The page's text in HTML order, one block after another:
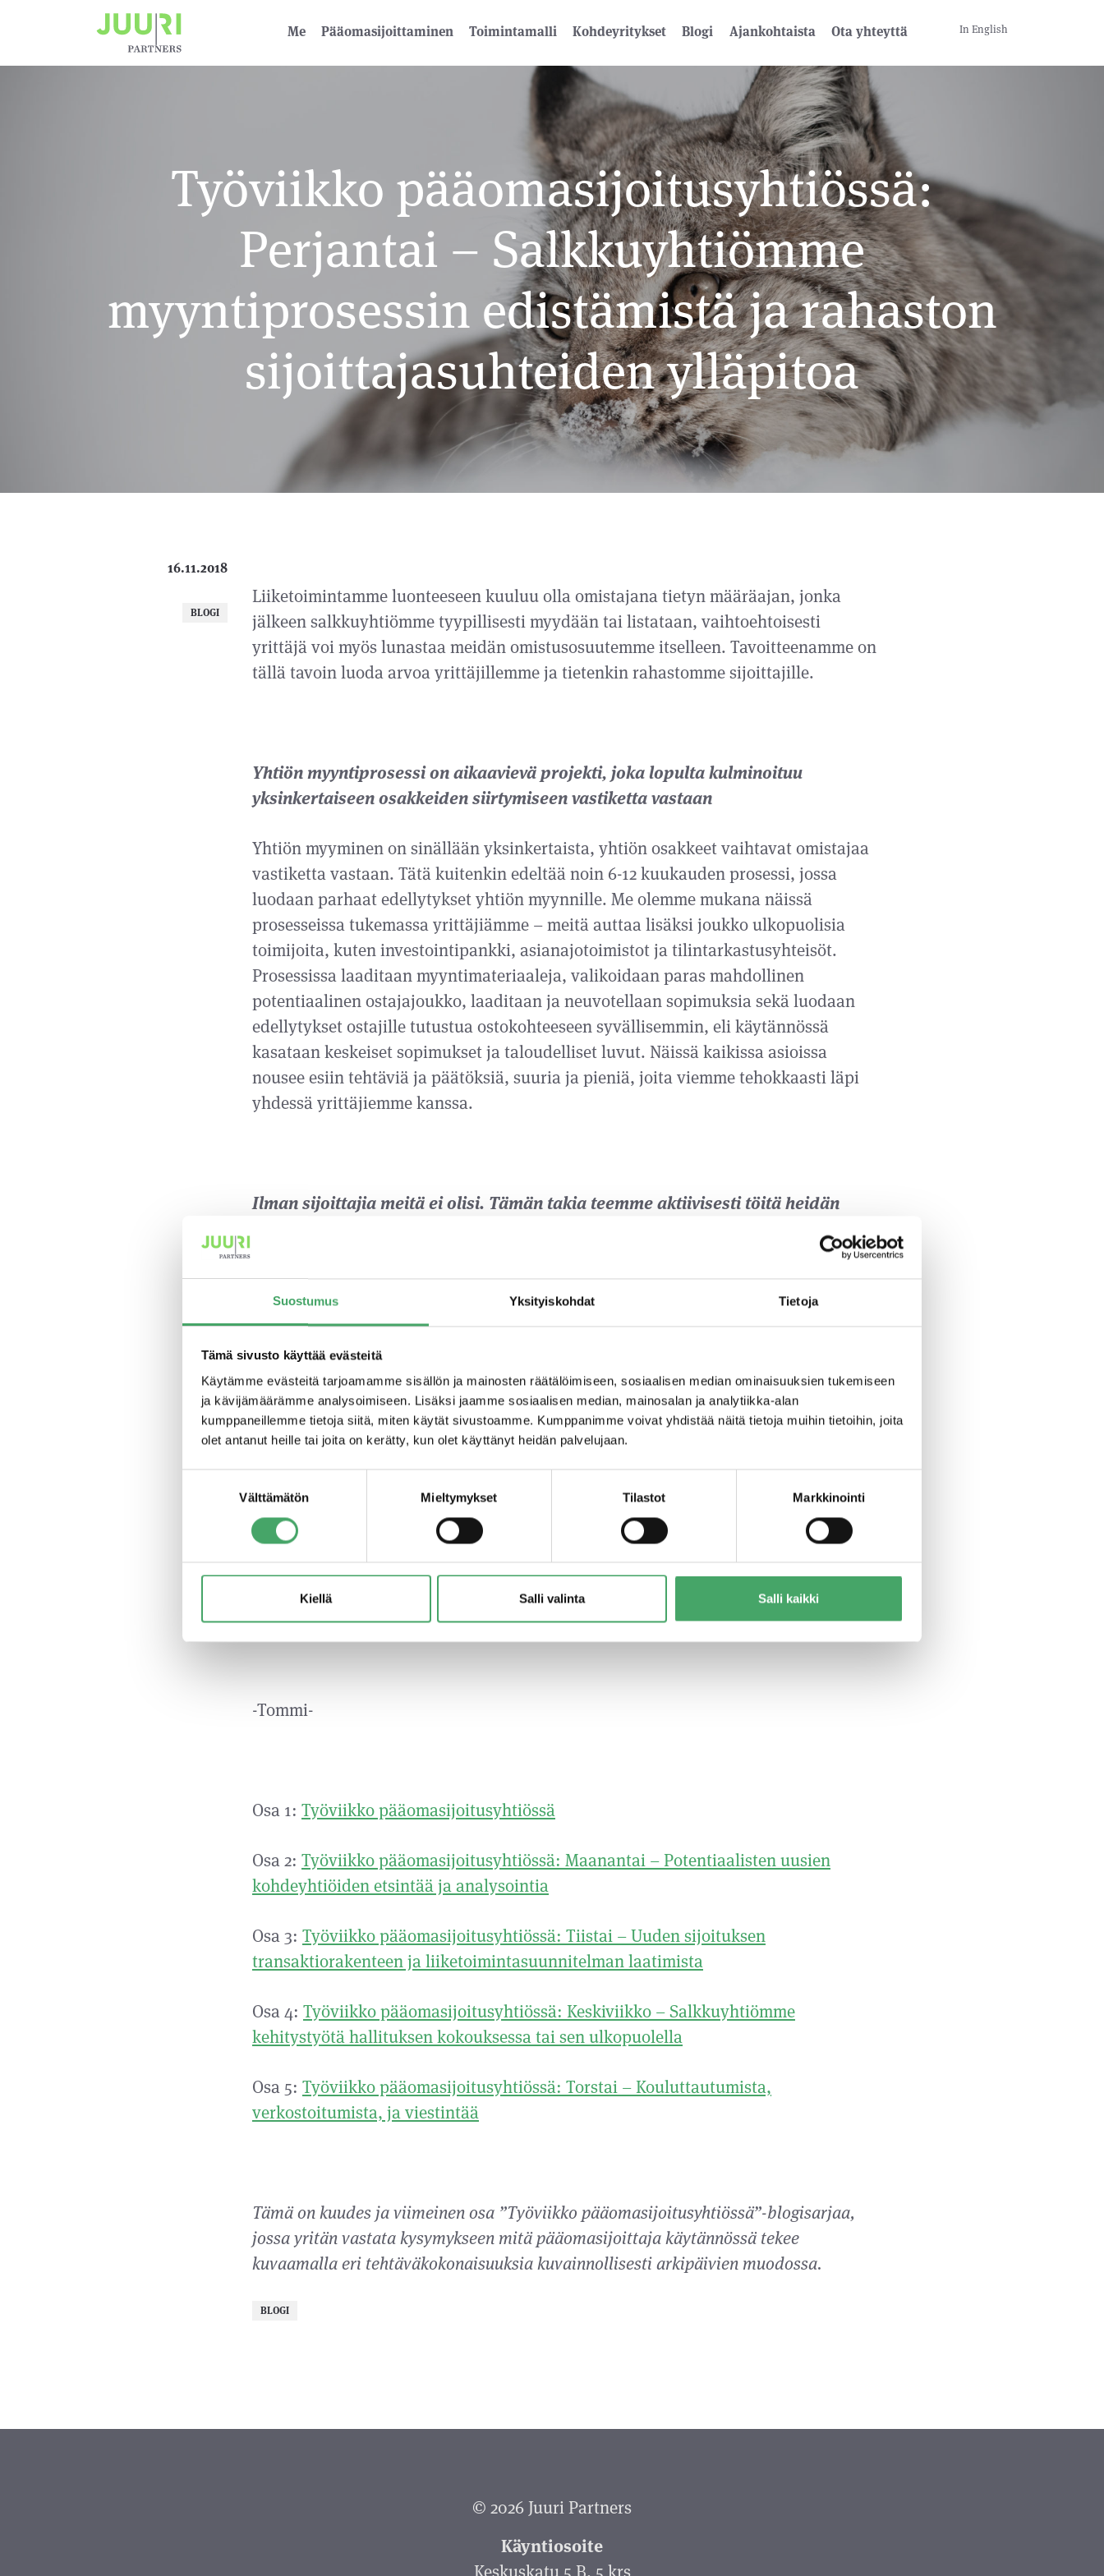
Suostumus Yksityiskohdat Tietoja
Tämä sivusto käyttää evästeitä
Käytämme evästeitä tarjoamamme sisällön ja mainosten räätälöimiseen, sosiaalisen median ominaisuuksien tukemiseen
ja kävijämäärämme analysoimiseen. Lisäksi jaamme sosiaalisen median, mainosalan ja analytiikka-alan
kumppaneillemme tietoja siitä, miten käytät sivustoamme. Kumppanimme voivat yhdistää näitä tietoja muihin tietoihin, joita
olet antanut heille tai joita on kerätty, kun olet käyttänyt heidän palvelujaan.
Välttämätön Mieltymykset Tilastot Markkinointi
Kiellä Salli valinta Salli kaikki
Me Pääoma­sijoittaminen Toimintamalli Kohdeyritykset Blogi Ajankohtaista Ota yhteyttä In English
Työviikko pääomasijoitusyhtiössä:
Perjantai – Salkkuyhtiömme
myyntiprosessin edistämistä ja rahaston
sijoittajasuhteiden ylläpitoa
16.11.2018
BLOGI
Liiketoimintamme luonteeseen kuuluu olla omistajana tietyn määräajan, jonka
jälkeen salkkuyhtiömme tyypillisesti myydään tai listataan, vaihtoehtoisesti
yrittäjä voi myös lunastaa meidän omistusosuutemme itselleen. Tavoitteenamme on
tällä tavoin luoda arvoa yrittäjillemme ja tietenkin rahastomme sijoittajille.
Yhtiön myyntiprosessi on aikaavievä projekti, joka lopulta kulminoituu
yksinkertaiseen osakkeiden siirtymiseen vastiketta vastaan
Yhtiön myyminen on sinällään yksinkertaista, yhtiön osakkeet vaihtavat omistajaa
vastiketta vastaan. Tätä kuitenkin edeltää noin 6-12 kuukauden prosessi, jossa
luodaan parhaat edellytykset yhtiön myynnille. Me olemme mukana näissä
prosesseissa tukemassa yrittäjiämme – meitä auttaa lisäksi joukko ulkopuolisia
toimijoita, kuten investointipankki, asianajotoimistot ja tilintarkastusyhteisöt.
Prosessissa laaditaan myyntimateriaaleja, valikoidaan paras mahdollinen
potentiaalinen ostajajoukko, laaditaan ja neuvotellaan sopimuksia sekä luodaan
edellytykset ostajille tutustua ostokohteeseen syvällisemmin, eli käytännössä
kasataan keskeiset sopimukset ja taloudelliset luvut. Näissä kaikissa asioissa
nousee esiin tehtäviä ja päätöksiä, suuria ja pieniä, joita viemme tehokkaasti läpi
yhdessä yrittäjiemme kanssa.
Ilman sijoittajia meitä ei olisi. Tämän takia teemme aktiivisesti töitä heidän
Me olemme rahastomuotoinen toimija, joka hallinnoi sijoittajien varoja. Tämä
tarkoittaa käytännössä sitä, että teemme töitä sijoittajillemme. Pidämme
sijoittajiemme ajan tasalla laatimalla neljännesvuosittain raportin
toiminnastamme. Raportointi kattaa yhtiöspesifiä asioita kuten, keskeiset
taloudelliset luvut, viimeaikaisen liiketoiminnan kehityksen, näkymän
yhtiövastuuasioista ja arvon kehityksen. Raporttien lisäksi pidämme sijoittajien
edustajille tapahtumia, joissa käymme tarkemmin viime aikaista toimintaamme
rahaston kerääminen on hanke, joka tulee valmistella huolella ja pitää sisällään
merkittävän määrän tapaamisia nykyisten ja uusien sijoittajien kanssa. Näissä
hankkeissa tehtävämme on mm. miettiä tulevan rahaston keskeiset raamit,
valmistella rahaston keräämisen tarvittava materiaali ja tehdä aktiivisesti töitä
projektin edistämiseksi.
-Tommi-
Osa 1: Työviikko pääomasijoitusyhtiössä
Osa 2: Työviikko pääomasijoitusyhtiössä: Maanantai – Potentiaalisten uusien
kohdeyhtiöiden etsintää ja analysointia
Osa 3: Työviikko pääomasijoitusyhtiössä: Tiistai – Uuden sijoituksen
transaktiorakenteen ja liiketoimintasuunnitelman laatimista
Osa 4: Työviikko pääomasijoitusyhtiössä: Keskiviikko – Salkkuyhtiömme
kehitystyötä hallituksen kokouksessa tai sen ulkopuolella
Osa 5: Työviikko pääomasijoitusyhtiössä: Torstai – Kouluttautumista,
verkostoitumista, ja viestintää
Tämä on kuudes ja viimeinen osa ”Työviikko pääomasijoitusyhtiössä”-blogisarjaa,
jossa yritän vastata kysymykseen mitä pääomasijoittaja käytännössä tekee
kuvaamalla eri tehtäväkokonaisuuksia kuvainnollisesti arkipäivien muodossa.
BLOGI
© 2026 Juuri Partners
Käyntiosoite
Keskuskatu 5 B, 5 krs